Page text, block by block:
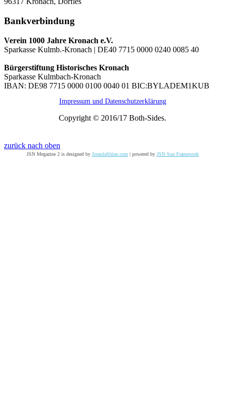
Bankverbindung
Verein 1000 Jahre Kronach e.V.
Sparkasse Kulmb.-Kronach | DE40 7715 0000 0240 0085 40
Bürgerstiftung Historisches Kronach
Sparkasse Kulmbach-Kronach
IBAN: DE98 7715 0000 0100 0040 01 BIC:BYLADEM1KUB
Impressum und Datenschutzerklärung
Copyright © 2016/17 Both-Sides.
zurück nach oben
JSN Megazine 2 is designed by JoomlaShine.com | powered by JSN Sun Framework